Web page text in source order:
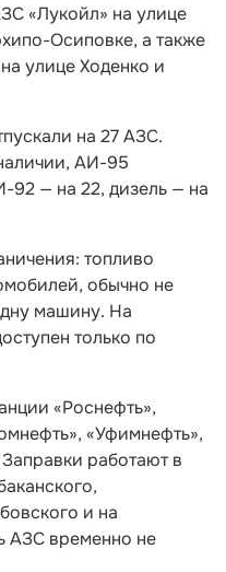
«Лукойл» на улице
Осиповке, а также
улице Ходенко и
на 27 АЗС.
АИ-95
92 — на 22, дизель — на
топливо
обычно не
машину. На
только по
«Роснефть»,
«Уфимнефть»,
работают в
и на
АЗС временно не